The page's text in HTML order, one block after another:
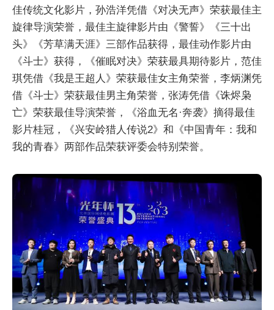
佳传统文化影片，孙浩洋凭借《对决无声》荣获最佳主
旋律导演荣誉，最佳主旋律影片由《警誓》《三十出
头》《芳草满天涯》三部作品获得，最佳动作影片由
《斗士》获得，《催眠对决》荣获最具期待影片，范佳
琪凭借《我是王超人》荣获最佳女主角荣誉，李炳渊凭
借《斗士》荣获最佳男主角荣誉，张涛凭借《诛烬枭
亡》荣获最佳导演荣誉，《浴血无名·奔袭》摘得最佳
影片桂冠，《兴安岭猎人传说2》和《中国青年：我和
我的青春》两部作品荣获评委会特别荣誉。